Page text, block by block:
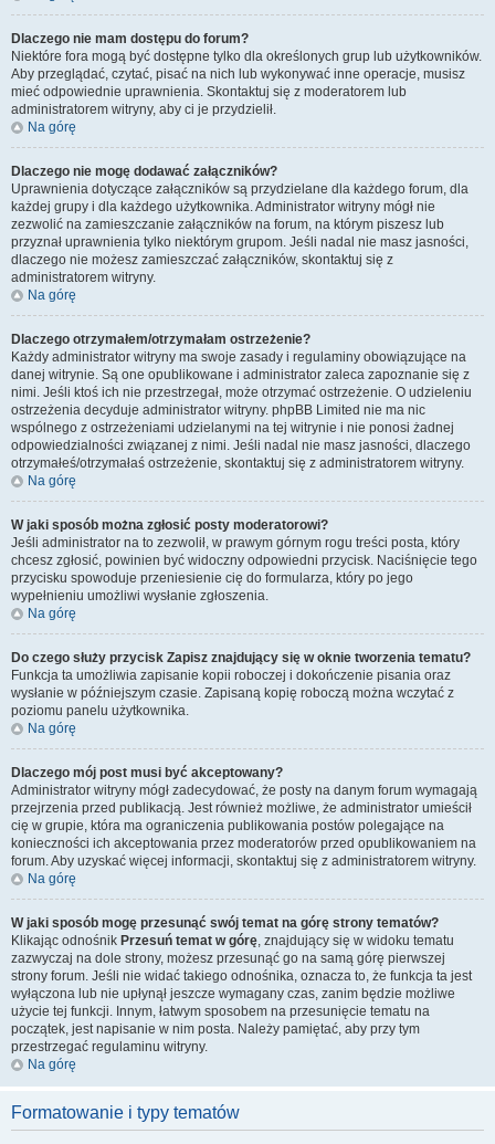
Dlaczego nie mam dostępu do forum?
Niektóre fora mogą być dostępne tylko dla określonych grup lub użytkowników.
Aby przeglądać, czytać, pisać na nich lub wykonywać inne operacje, musisz
mieć odpowiednie uprawnienia. Skontaktuj się z moderatorem lub
administratorem witryny, aby ci je przydzielił.
Na górę
Dlaczego nie mogę dodawać załączników?
Uprawnienia dotyczące załączników są przydzielane dla każdego forum, dla
każdej grupy i dla każdego użytkownika. Administrator witryny mógł nie
zezwolić na zamieszczanie załączników na forum, na którym piszesz lub
przyznał uprawnienia tylko niektórym grupom. Jeśli nadal nie masz jasności,
dlaczego nie możesz zamieszczać załączników, skontaktuj się z
administratorem witryny.
Na górę
Dlaczego otrzymałem/otrzymałam ostrzeżenie?
Każdy administrator witryny ma swoje zasady i regulaminy obowiązujące na
danej witrynie. Są one opublikowane i administrator zaleca zapoznanie się z
nimi. Jeśli ktoś ich nie przestrzegał, może otrzymać ostrzeżenie. O udzieleniu
ostrzeżenia decyduje administrator witryny. phpBB Limited nie ma nic
wspólnego z ostrzeżeniami udzielanymi na tej witrynie i nie ponosi żadnej
odpowiedzialności związanej z nimi. Jeśli nadal nie masz jasności, dlaczego
otrzymałeś/otrzymałaś ostrzeżenie, skontaktuj się z administratorem witryny.
Na górę
W jaki sposób można zgłosić posty moderatorowi?
Jeśli administrator na to zezwolił, w prawym górnym rogu treści posta, który
chcesz zgłosić, powinien być widoczny odpowiedni przycisk. Naciśnięcie tego
przycisku spowoduje przeniesienie cię do formularza, który po jego
wypełnieniu umożliwi wysłanie zgłoszenia.
Na górę
Do czego służy przycisk Zapisz znajdujący się w oknie tworzenia tematu?
Funkcja ta umożliwia zapisanie kopii roboczej i dokończenie pisania oraz
wysłanie w późniejszym czasie. Zapisaną kopię roboczą można wczytać z
poziomu panelu użytkownika.
Na górę
Dlaczego mój post musi być akceptowany?
Administrator witryny mógł zadecydować, że posty na danym forum wymagają
przejrzenia przed publikacją. Jest również możliwe, że administrator umieścił
cię w grupie, która ma ograniczenia publikowania postów polegające na
konieczności ich akceptowania przez moderatorów przed opublikowaniem na
forum. Aby uzyskać więcej informacji, skontaktuj się z administratorem witryny.
Na górę
W jaki sposób mogę przesunąć swój temat na górę strony tematów?
Klikając odnośnik Przesuń temat w górę, znajdujący się w widoku tematu
zazwyczaj na dole strony, możesz przesunąć go na samą górę pierwszej
strony forum. Jeśli nie widać takiego odnośnika, oznacza to, że funkcja ta jest
wyłączona lub nie upłynął jeszcze wymagany czas, zanim będzie możliwe
użycie tej funkcji. Innym, łatwym sposobem na przesunięcie tematu na
początek, jest napisanie w nim posta. Należy pamiętać, aby przy tym
przestrzegać regulaminu witryny.
Na górę
Formatowanie i typy tematów